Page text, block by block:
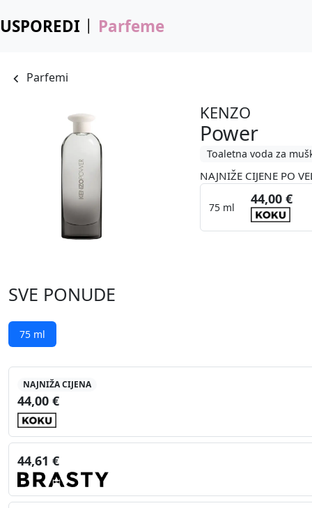
USPOREDI Parfeme
Parfemi
KENZO
Power
Toaletna voda za
NAJNIŽE CIJENE PO
75 ml
44,00 €
SVE PONUDE
75 ml
NAJNIŽA CIJENA
44,00 €
44,61 €